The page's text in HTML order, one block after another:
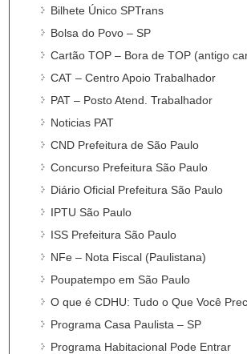
Bilhete Único SPTrans
Bolsa do Povo – SP
Cartão TOP – Bora de TOP (antigo
CAT – Centro Apoio Trabalhador
PAT – Posto Atend. Trabalhador
Noticias PAT
CND Prefeitura de São Paulo
Concurso Prefeitura São Paulo
Diário Oficial Prefeitura São Paulo
IPTU São Paulo
ISS Prefeitura São Paulo
NFe – Nota Fiscal (Paulistana)
Poupatempo em São Paulo
O que é CDHU: Tudo o Que Você
Programa Casa Paulista – SP
Programa Habitacional Pode Entrar